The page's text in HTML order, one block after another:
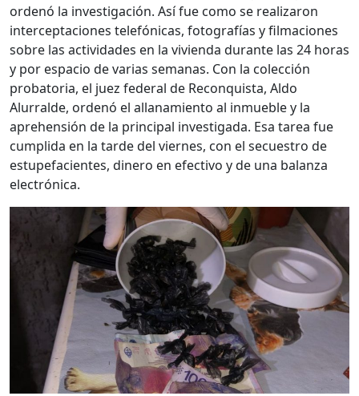
ordenó la investigación. Así fue como se realizaron
interceptaciones telefónicas, fotografías y filmaciones
sobre las actividades en la vivienda durante las 24 horas
y por espacio de varias semanas. Con la colección
probatoria, el juez federal de Reconquista, Aldo
Alurralde, ordenó el allanamiento al inmueble y la
aprehensión de la principal investigada. Esa tarea fue
cumplida en la tarde del viernes, con el secuestro de
estupefacientes, dinero en efectivo y de una balanza
electrónica.